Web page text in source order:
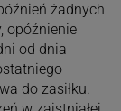
żadnych
opóźnienie
od dnia
do zasiłku.